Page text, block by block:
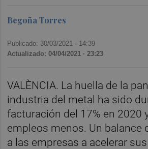
Begoña Torres
Publicado: 30/03/2021 · 14:39
Actualizado: 04/04/2021 · 23:23
VALÈNCIA. La huella de la
industria del metal ha sido
facturación del 17% en 2020
empleos menos. Un balance
a las empresas a acelerar